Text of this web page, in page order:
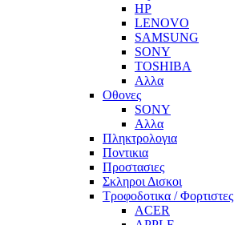
HP
LENOVO
SAMSUNG
SONY
TOSHIBA
Αλλα
Οθονες
SONY
Αλλα
Πληκτρολογια
Ποντικια
Προστασιες
Σκληροι Δισκοι
Τροφοδοτικα / Φορτιστες
ACER